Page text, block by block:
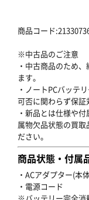
商品コード
※中古品のご注意
・中古商品のため
ます。
・ノートPCバッテ
可否に関わらず保証
・新品とは仕様や
属物欠品状態の買
ださい。
商品状態・付属
・ACアダプター(本
・電源コード